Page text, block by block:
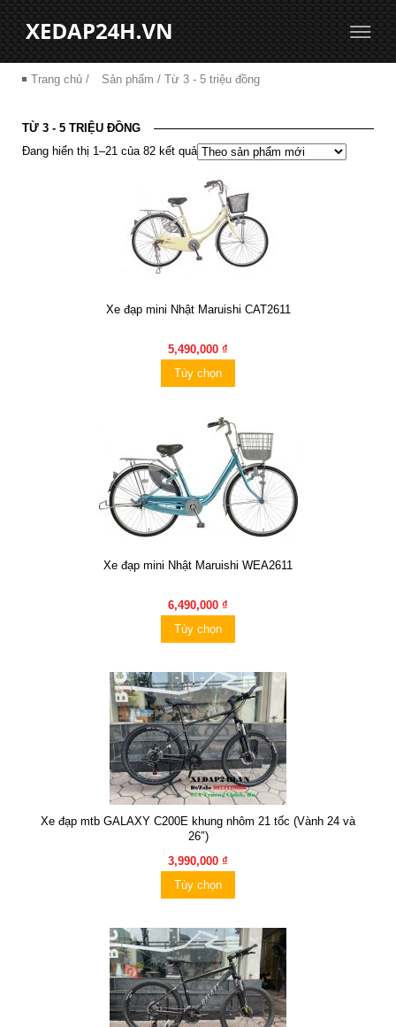
Trang chủ / Sản phẩm / Từ 3 - 5 triệu đồng
TỪ 3 - 5 TRIỆU ĐỒNG
Đang hiển thị 1–21 của 82 kết quả
Xe đạp mini Nhật Maruishi CAT2611
5,490,000 ₫
Tùy chọn
Xe đạp mini Nhật Maruishi WEA2611
6,490,000 ₫
Tùy chọn
Xe đạp mtb GALAXY C200E khung nhôm 21 tốc (Vành 24 và
26″)
3,990,000 ₫
Tùy chọn